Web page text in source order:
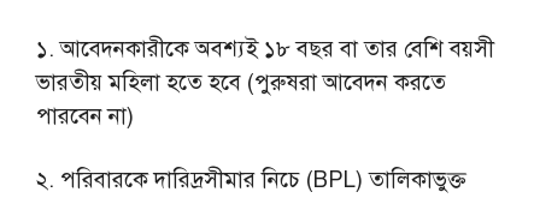
১. আবেদনকারীকে অবশ্যই ১৮ বছর বা তার বেশি বয়সী
ভারতীয় মহিলা হতে হবে (পুরুষরা আবেদন করতে
পারবেন না)
২. পরিবারকে দারিদ্রসীমার নিচে (BPL) তালিকাভুক্ত